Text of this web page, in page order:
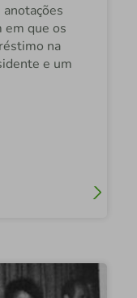
em que os
na
e um